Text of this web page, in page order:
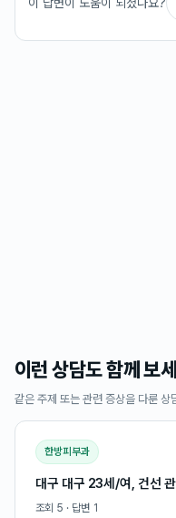
이런 상담도 함께 보
같은 주제 또는 관련 증상을 다룬 상
한방피부과
대구 대구 23세/여, 건선
조회 5 · 답변 1